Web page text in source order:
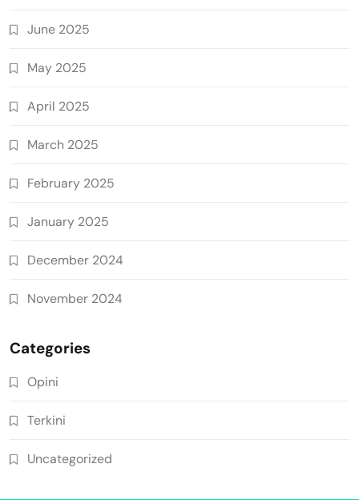
June 2025
May 2025
April 2025
March 2025
February 2025
January 2025
December 2024
November 2024
Categories
Opini
Terkini
Uncategorized